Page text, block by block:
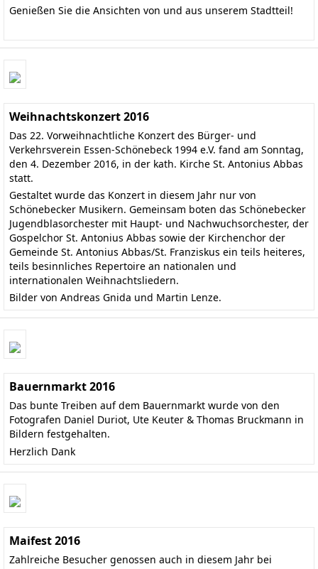
Genießen Sie die Ansichten von und aus unserem Stadtteil!
Weihnachtskonzert 2016
Das 22. Vorweihnachtliche Konzert des Bürger- und
Verkehrsverein Essen-Schönebeck 1994 e.V. fand am Sonntag,
den 4. Dezember 2016, in der kath. Kirche St. Antonius Abbas
statt.
Gestaltet wurde das Konzert in diesem Jahr nur von
Schönebecker Musikern. Gemeinsam boten das Schönebecker
Jugendblasorchester mit Haupt- und Nachwuchsorchester, der
Gospelchor St. Antonius Abbas sowie der Kirchenchor der
Gemeinde St. Antonius Abbas/St. Franziskus ein teils heiteres,
teils besinnliches Repertoire an nationalen und
internationalen Weihnachtsliedern.
Bilder von Andreas Gnida und Martin Lenze.
Bauernmarkt 2016
Das bunte Treiben auf dem Bauernmarkt wurde von den
Fotografen Daniel Duriot, Ute Keuter & Thomas Bruckmann in
Bildern festgehalten.
Herzlich Dank
Maifest 2016
Zahlreiche Besucher genossen auch in diesem Jahr bei